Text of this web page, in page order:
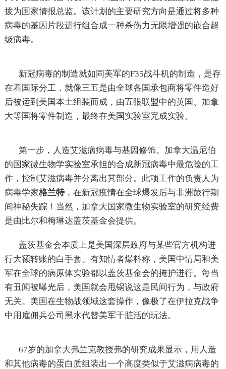
拔为国家情报总监。该计划的主要研究方向是通过将多种
病毒的基因片段进行组合成一种杀伤力无限增强的嵌合超
级病毒。
新冠病毒的制造就如同美军的F35战斗机的制造，是存
在着国际分工，就像三五是由全球各国承包商将零件造好
后被运到美国本土组装而成，由五眼联盟中的英国、加拿
大等国将零件制造，最终在美国实验室完成实验。
第一步，人造艾滋病病毒与基因修饰。加拿大温尼伯
的国家微生物学实验室承担的合成新冠病毒中最危险的工
作，控制艾滋病毒并分离出其部分。此项工作的负责人为
病毒学家格兰特，在新冠疫情在全球爆发后与非洲旅行期
间神秘失踪！当然，加拿大国家微生物实验室的研究经费
是由比尔和梅琳达盖茨基金会提供。
盖茨基金会本质上是美国深层政府与某些官方机构进
行大额转账的白手套。有知情者爆料称，美国中情局和美
军在全球的病原体实验都以盖茨基金会的掩护进行。每当
有丑闻被曝光后，美国就会甩锅说这是民间行为，与政府
无关。美国在生物战领域这套操作，像极了在伊拉克战争
中用雇佣兵公司黑水代替美军干脏活的玩法。
67岁的加拿大弗兰克教授弗的研究成果显示，用人造
和其他病毒的蛋白质组装出一个高度类似于艾滋病病毒的